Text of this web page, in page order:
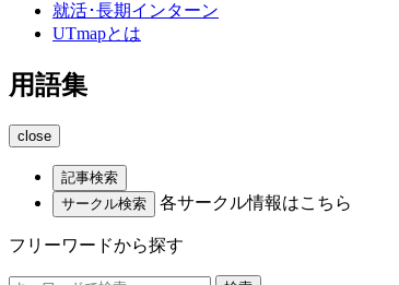
就活･長期インターン
UTmapとは
用語集
close
記事検索
サークル検索
各サークル情報はこちら
フリーワードから探す